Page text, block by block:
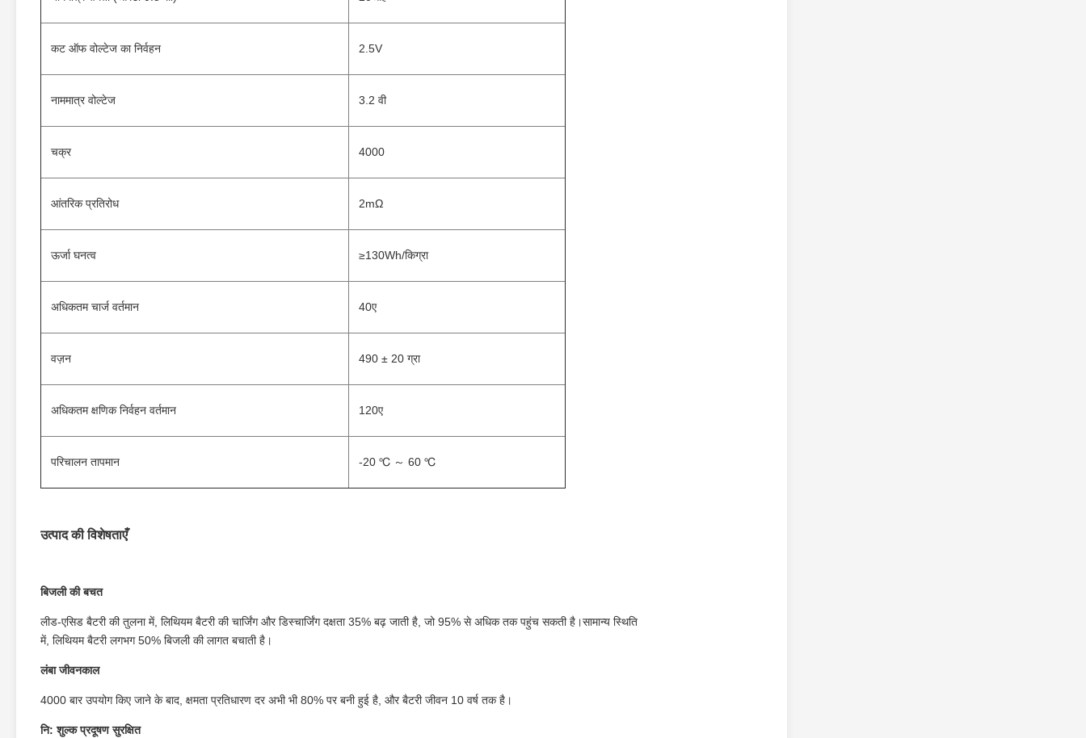
कट ऑफ वोल्टेज का निर्वहन 2.5V
नाममात्र वोल्टेज 3.2 वी
चक्र 4000
आंतरिक प्रतिरोध 2mΩ
ऊर्जा घनत्व ≥130Wh/किग्रा
अधिकतम चार्ज वर्तमान 40ए
वज़न 490 ± 20 ग्रा
अधिकतम क्षणिक निर्वहन वर्तमान 120ए
परिचालन तापमान -20 ℃ ～ 60 ℃
उत्पाद की विशेषताएँ
बिजली की बचत
लीड-एसिड बैटरी की तुलना में, लिथियम बैटरी की चार्जिंग और डिस्चार्जिंग दक्षता 35% बढ़ जाती है, जो 95% से अधिक तक पहुंच सकती है।सामान्य स्थिति
में, लिथियम बैटरी लगभग 50% बिजली की लागत बचाती है।
लंबा जीवनकाल
4000 बार उपयोग किए जाने के बाद, क्षमता प्रतिधारण दर अभी भी 80% पर बनी हुई है, और बैटरी जीवन 10 वर्ष तक है।
नि: शुल्क प्रदूषण सुरक्षित